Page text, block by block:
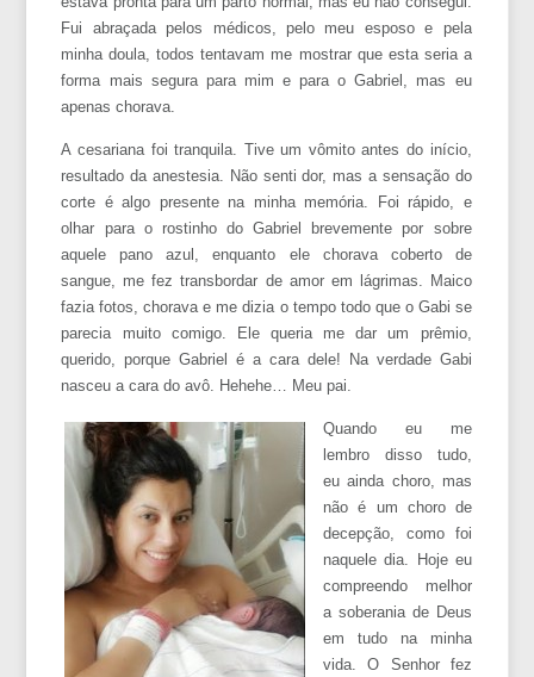
Fui abraçada pelos médicos, pelo meu esposo e pela
minha doula, todos tentavam me mostrar que esta seria a
forma mais segura para mim e para o Gabriel, mas eu
apenas chorava.
A cesariana foi tranquila. Tive um vômito antes do início,
resultado da anestesia. Não senti dor, mas a sensação do
corte é algo presente na minha memória. Foi rápido, e
olhar para o rostinho do Gabriel brevemente por sobre
aquele pano azul, enquanto ele chorava coberto de
sangue, me fez transbordar de amor em lágrimas. Maico
fazia fotos, chorava e me dizia o tempo todo que o Gabi se
parecia muito comigo. Ele queria me dar um prêmio,
querido, porque Gabriel é a cara dele! Na verdade Gabi
nasceu a cara do avô. Hehehe… Meu pai.
Quando eu me
lembro disso tudo,
eu ainda choro, mas
não é um choro de
decepção, como foi
naquele dia. Hoje eu
compreendo melhor
a soberania de Deus
em tudo na minha
vida. O Senhor fez